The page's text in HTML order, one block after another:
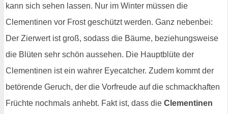
kann sich sehen lassen. Nur im Winter müssen die
Clementinen vor Frost geschützt werden. Ganz nebenbei:
Der Zierwert ist groß, sodass die Bäume, beziehungsweise
die Blüten sehr schön aussehen. Die Hauptblüte der
Clementinen ist ein wahrer Eyecatcher. Zudem kommt der
betörende Geruch, der die Vorfreude auf die schmackhaften
Früchte nochmals anhebt. Fakt ist, dass die Clementinen